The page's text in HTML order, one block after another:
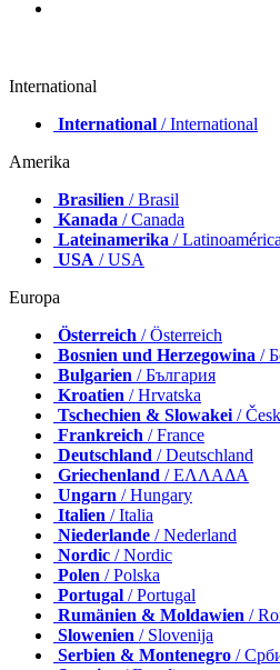
International
International / International
Amerika
Brasilien / Brasil
Kanada / Canada
Lateinamerika /
USA / USA
Europa
Österreich / Österreich
Bosnien und Herzegowina /
Bulgarien / България
Kroatien / Hrvatska
Tschechien & Slowakei/
Frankreich / France
Deutschland / Deutschland
Griechenland / ΕΛΛΑΔΑ
Ungarn / Hungary
Italien / Italia
Niederlande / Nederland
Nordic / Nordic
Polen / Polska
Portugal / Portugal
Rumänien & Moldawien /
Slowenien / Slovenija
Serbien & Montenegro /